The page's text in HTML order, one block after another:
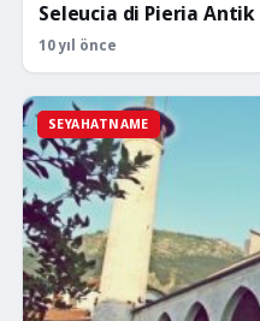
Seleucia di Pieria
10 yıl önce
SEYAHATNAME